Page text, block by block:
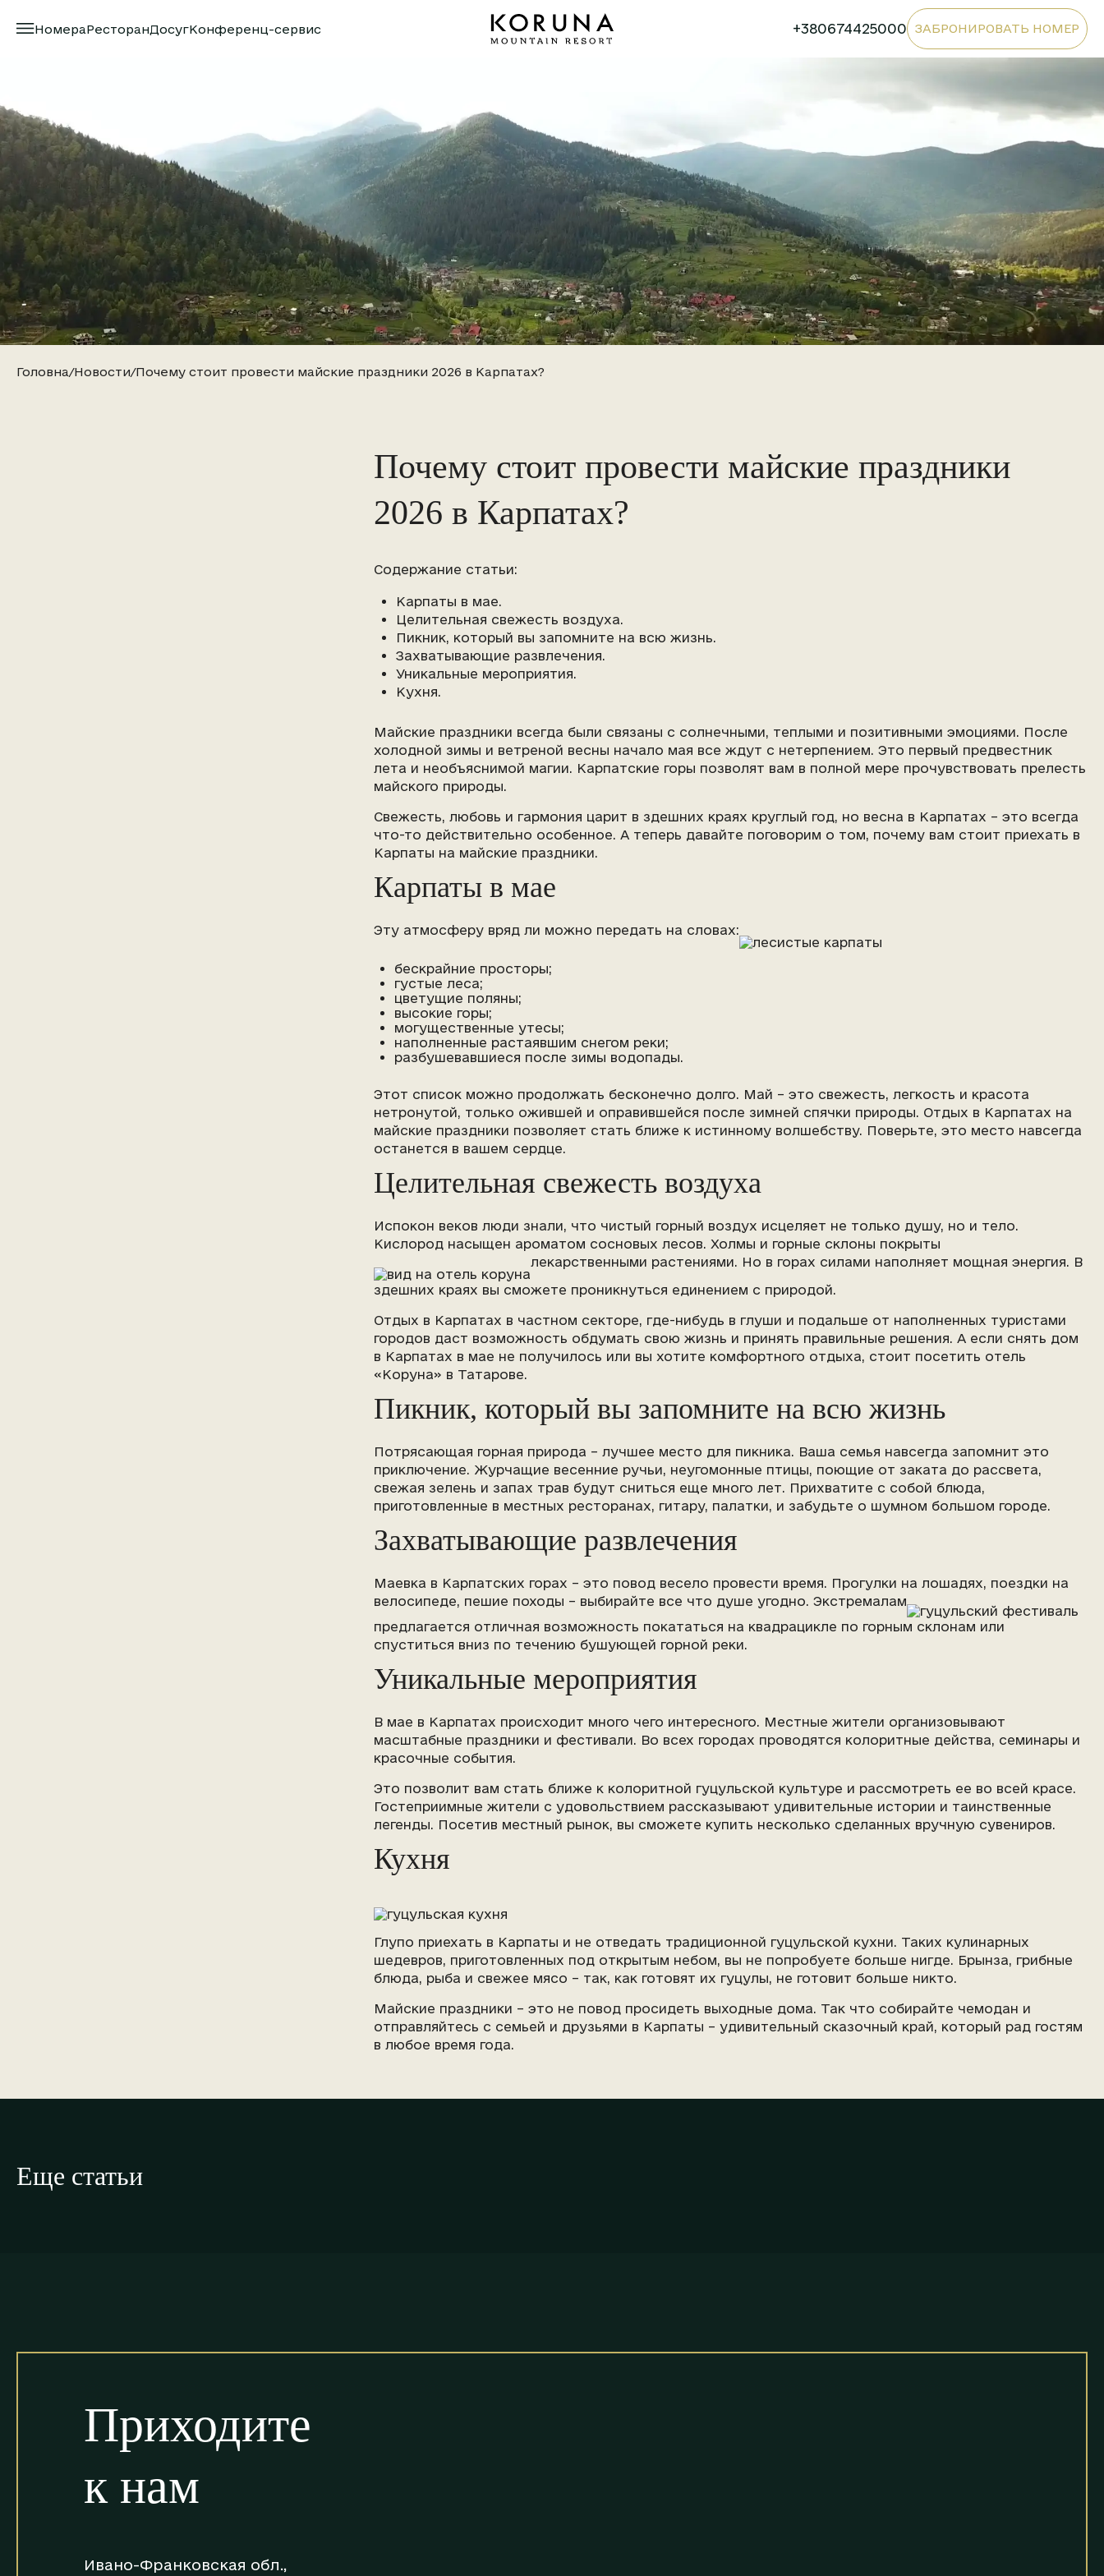
НомераРесторанДосугКонференц-сервис +380674425000 ЗАБРОНИРОВАТЬ НОМЕР
Головна/Новости/Почему стоит провести майские праздники 2026 в Карпатах?
Почему стоит провести майские праздники
2026 в Карпатах?
Содержание статьи:
Карпаты в мае.
Целительная свежесть воздуха.
Пикник, который вы запомните на всю жизнь.
Захватывающие развлечения.
Уникальные мероприятия.
Кухня.
Майские праздники всегда были связаны с солнечными, теплыми и позитивными эмоциями. После
холодной зимы и ветреной весны начало мая все ждут с нетерпением. Это первый предвестник
лета и необъяснимой магии. Карпатские горы позволят вам в полной мере прочувствовать прелесть
майского природы.
Свежесть, любовь и гармония царит в здешних краях круглый год, но весна в Карпатах – это всегда
что-то действительно особенное. А теперь давайте поговорим о том, почему вам стоит приехать в
Карпаты на майские праздники.
Карпаты в мае
Эту атмосферу вряд ли можно передать на словах:
бескрайние просторы;
густые леса;
цветущие поляны;
высокие горы;
могущественные утесы;
наполненные растаявшим снегом реки;
разбушевавшиеся после зимы водопады.
Этот список можно продолжать бесконечно долго. Май – это свежесть, легкость и красота
нетронутой, только ожившей и оправившейся после зимней спячки природы. Отдых в Карпатах на
майские праздники позволяет стать ближе к истинному волшебству. Поверьте, это место навсегда
останется в вашем сердце.
Целительная свежесть воздуха
Испокон веков люди знали, что чистый горный воздух исцеляет не только душу, но и тело.
Кислород насыщен ароматом сосновых лесов. Холмы и горные склоны покрыты
лекарственными растениями. Но в горах силами наполняет мощная энергия. В
здешних краях вы сможете проникнуться единением с природой.
Отдых в Карпатах в частном секторе, где-нибудь в глуши и подальше от наполненных туристами
городов даст возможность обдумать свою жизнь и принять правильные решения. А если снять дом
в Карпатах в мае не получилось или вы хотите комфортного отдыха, стоит посетить отель
«Коруна» в Татарове.
Пикник, который вы запомните на всю жизнь
Потрясающая горная природа – лучшее место для пикника. Ваша семья навсегда запомнит это
приключение. Журчащие весенние ручьи, неугомонные птицы, поющие от заката до рассвета,
свежая зелень и запах трав будут сниться еще много лет. Прихватите с собой блюда,
приготовленные в местных ресторанах, гитару, палатки, и забудьте о шумном большом городе.
Захватывающие развлечения
Маевка в Карпатских горах – это повод весело провести время. Прогулки на лошадях, поездки на
велосипеде, пешие походы – выбирайте все что душе угодно. Экстремалам
предлагается отличная возможность покататься на квадрацикле по горным склонам или
спуститься вниз по течению бушующей горной реки.
Уникальные мероприятия
В мае в Карпатах происходит много чего интересного. Местные жители организовывают
масштабные праздники и фестивали. Во всех городах проводятся колоритные действа, семинары и
красочные события.
Это позволит вам стать ближе к колоритной гуцульской культуре и рассмотреть ее во всей красе.
Гостеприимные жители с удовольствием рассказывают удивительные истории и таинственные
легенды. Посетив местный рынок, вы сможете купить несколько сделанных вручную сувениров.
Кухня
Глупо приехать в Карпаты и не отведать традиционной гуцульской кухни. Таких кулинарных
шедевров, приготовленных под открытым небом, вы не попробуете больше нигде. Брынза, грибные
блюда, рыба и свежее мясо – так, как готовят их гуцулы, не готовит больше никто.
Майские праздники – это не повод просидеть выходные дома. Так что собирайте чемодан и
отправляйтесь с семьей и друзьями в Карпаты – удивительный сказочный край, который рад гостям
в любое время года.
Еще статьи
Приходите
к нам
Ивано-Франковская обл.,